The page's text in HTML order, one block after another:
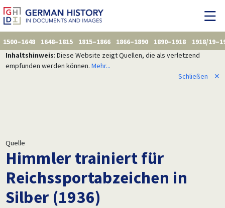
1500–1648 1648–1815 1815–1866 1866–1890 1890–1918
1918/
Inhaltshinweis: Diese Website zeigt Quellen, die als verletzend
empfunden werden können. Mehr...
Schließen
✕
Quelle
Himmler trainiert für
Reichssportabzeichen in
Silber (1936)